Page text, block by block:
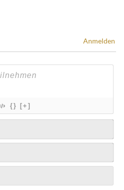
Anmelden
{} [+]